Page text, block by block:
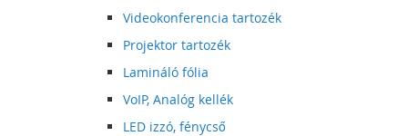
Videokonferencia tartozék
Projektor tartozék
Lamináló fólia
VoIP, Analóg kellék
LED izzó, fénycső